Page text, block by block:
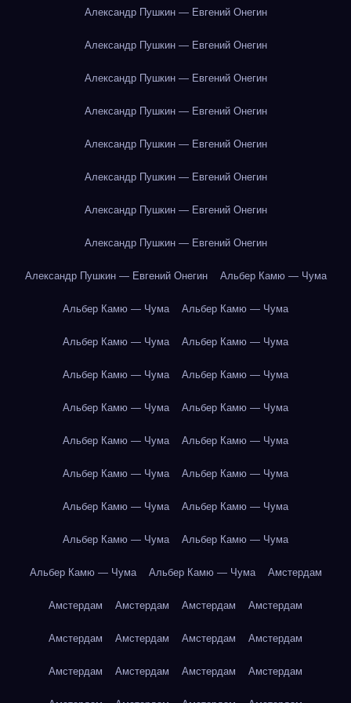
Александр Пушкин — Евгений Онегин
Александр Пушкин — Евгений Онегин
Александр Пушкин — Евгений Онегин
Александр Пушкин — Евгений Онегин
Александр Пушкин — Евгений Онегин
Александр Пушкин — Евгений Онегин
Александр Пушкин — Евгений Онегин
Александр Пушкин — Евгений Онегин
Александр Пушкин — Евгений Онегин Альбер Камю — Чума
Альбер Камю — Чума Альбер Камю — Чума
Альбер Камю — Чума Альбер Камю — Чума
Альбер Камю — Чума Альбер Камю — Чума
Альбер Камю — Чума Альбер Камю — Чума
Альбер Камю — Чума Альбер Камю — Чума
Альбер Камю — Чума Альбер Камю — Чума
Альбер Камю — Чума Альбер Камю — Чума
Альбер Камю — Чума Альбер Камю — Чума
Альбер Камю — Чума Альбер Камю — Чума Амстердам
Амстердам Амстердам Амстердам Амстердам
Амстердам Амстердам Амстердам Амстердам
Амстердам Амстердам Амстердам Амстердам